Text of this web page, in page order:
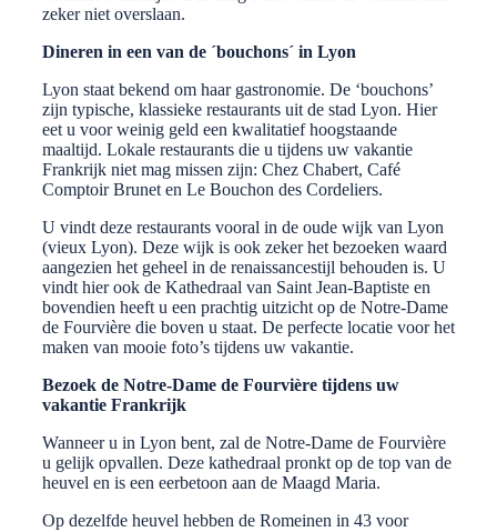
zeker niet overslaan.
Dineren in een van de ´bouchons´ in Lyon
Lyon staat bekend om haar gastronomie. De ‘bouchons’
zijn typische, klassieke restaurants uit de stad Lyon. Hier
eet u voor weinig geld een kwalitatief hoogstaande
maaltijd. Lokale restaurants die u tijdens uw vakantie
Frankrijk niet mag missen zijn: Chez Chabert, Café
Comptoir Brunet en Le Bouchon des Cordeliers.
U vindt deze restaurants vooral in de oude wijk van Lyon
(vieux Lyon). Deze wijk is ook zeker het bezoeken waard
aangezien het geheel in de renaissancestijl behouden is. U
vindt hier ook de Kathedraal van Saint Jean-Baptiste en
bovendien heeft u een prachtig uitzicht op de Notre-Dame
de Fourvière die boven u staat. De perfecte locatie voor het
maken van mooie foto’s tijdens uw vakantie.
Bezoek de Notre-Dame de Fourvière tijdens uw
vakantie Frankrijk
Wanneer u in Lyon bent, zal de Notre-Dame de Fourvière
u gelijk opvallen. Deze kathedraal pronkt op de top van de
heuvel en is een eerbetoon aan de Maagd Maria.
Op dezelfde heuvel hebben de Romeinen in 43 voor